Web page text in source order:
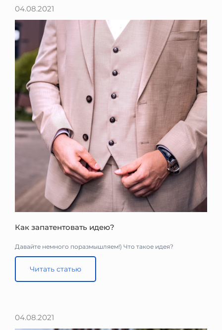
04.08.2021
Как запатентовать идею?
Давайте немного поразмышляем!) Что такое идея?
Читать статью
04.08.2021